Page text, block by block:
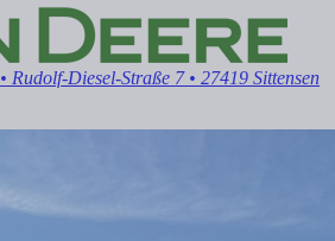
• Rudolf-Diesel-Straße 7 • 27419 Sittensen